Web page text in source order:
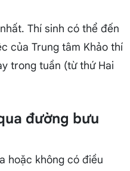
Thí sinh có thể đến
của Trung tâm Khảo thí
trong tuần (từ thứ Hai
đường bưu
hoặc không có điều